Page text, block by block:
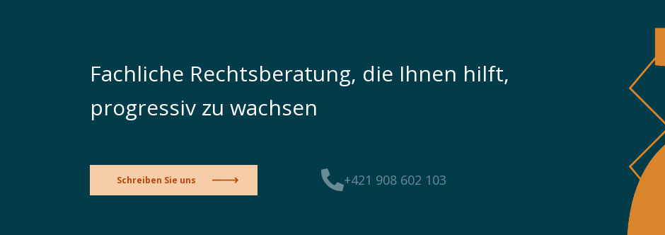
Fachliche Rechtsberatung, die Ihnen hilft,
progressiv zu wachsen
+421 908 602 103
Schreiben Sie uns